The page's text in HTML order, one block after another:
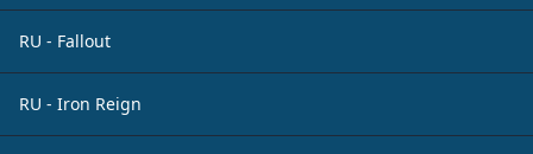
RU - Fallout
RU - Iron Reign